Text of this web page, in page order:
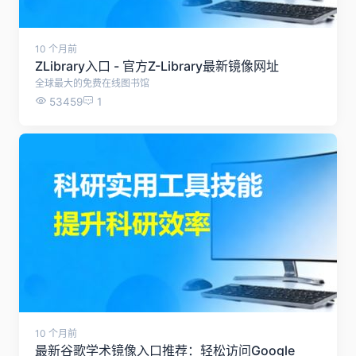
10 个月前
ZLibrary入口 - 官方Z-Library最新镜像网址
全球最大的免费在线图书馆
53459 1
10 个月前
最新谷歌学术镜像入口推荐：轻松访问Google